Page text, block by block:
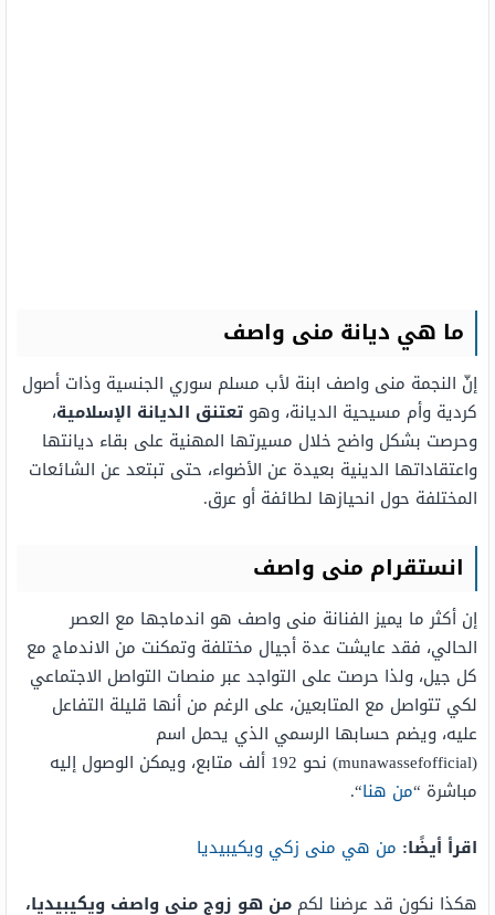
ما هي ديانة منى واصف
إنّ النجمة منى واصف ابنة لأب مسلم سوري الجنسية وذات أصول
كردية وأم مسيحية الديانة، وهو تعتنق الديانة الإسلامية،
وحرصت بشكل واضح خلال مسيرتها المهنية على بقاء ديانتها
واعتقاداتها الدينية بعيدة عن الأضواء، حتى تبتعد عن الشائعات
المختلفة حول انحيازها لطائفة أو عرق.
انستقرام منى واصف
إن أكثر ما يميز الفنانة منى واصف هو اندماجها مع العصر
الحالي، فقد عايشت عدة أجيال مختلفة وتمكنت من الاندماج مع
كل جيل، ولذا حرصت على التواجد عبر منصات التواصل الاجتماعي
لكي تتواصل مع المتابعين، على الرغم من أنها قليلة التفاعل
عليه، ويضم حسابها الرسمي الذي يحمل اسم
(munawassefofficial) نحو 192 ألف متابع، ويمكن الوصول إليه
مباشرة “من هنا“.
اقرأ أيضًا: من هي منى زكي ويكيبيديا
هكذا نكون قد عرضنا لكم من هو زوج منى واصف ويكيبيديا،